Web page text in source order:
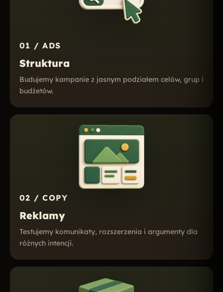
01 / ADS
Struktura
Budujemy kampanie z jasnym podziałem celów, grup i
budżetów.
02 / COPY
Reklamy
Testujemy komunikaty, rozszerzenia i argumenty dla
różnych intencji.